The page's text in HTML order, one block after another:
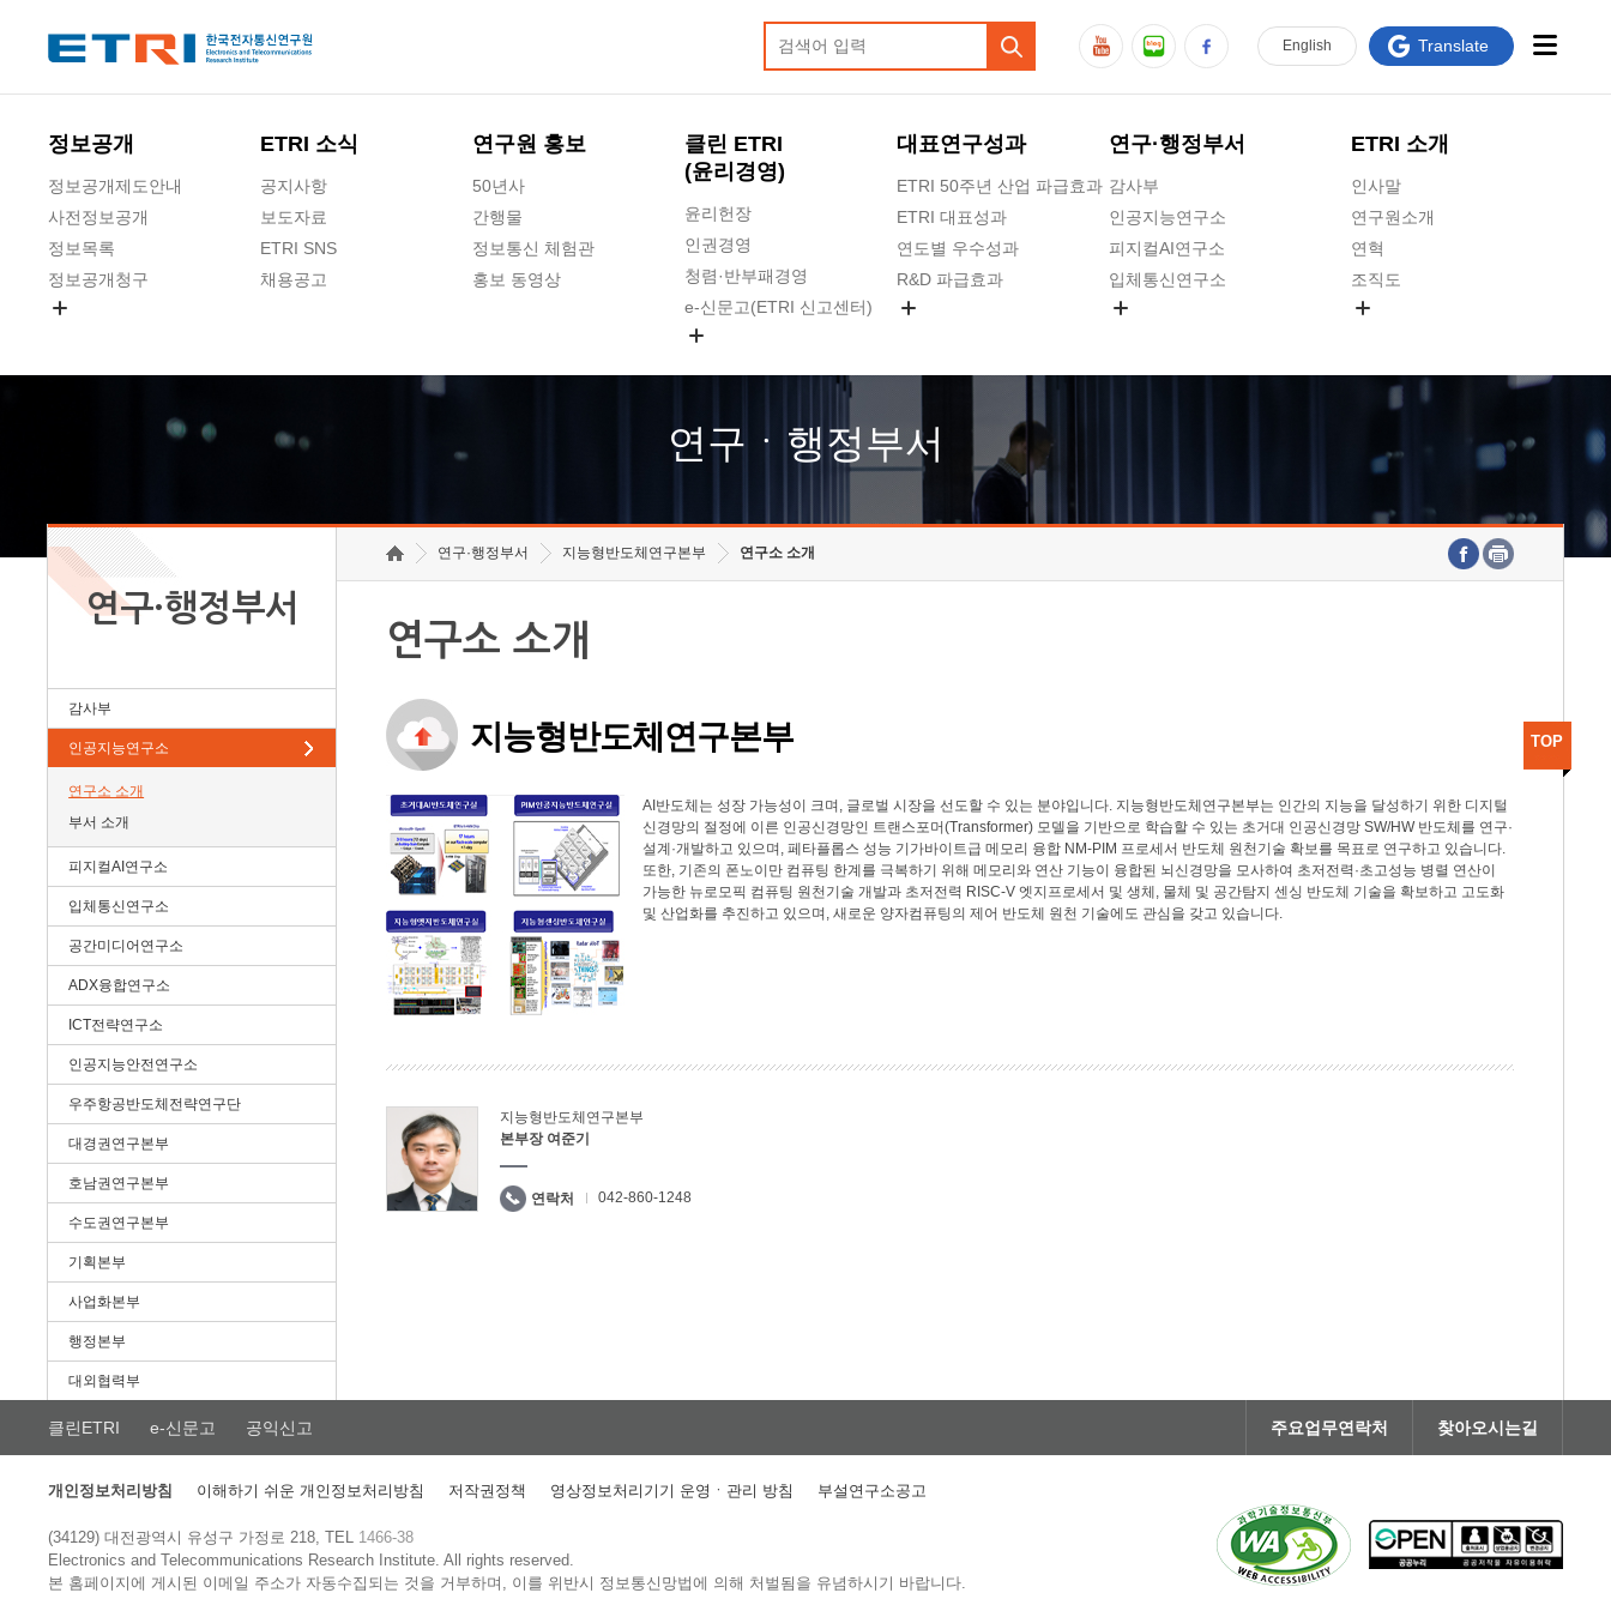
정보공개
정보공개제도안내
사전정보공개
정보목록
정보공개청구
ETRI 소식
공지사항
보도자료
ETRI SNS
채용공고
연구원 홍보
50년사
간행물
정보통신 체험관
홍보 동영상
클린 ETRI
(윤리경영)
윤리헌장
인권경영
청렴·반부패경영
e-신문고(ETRI 신고센터)
고객의소리
수의계약 현황
대표연구성과
ETRI 50주년 산업 파급효과
ETRI 대표성과
연도별 우수성과
R&D 파급효과
연구·행정부서
감사부
인공지능연구소
피지컬AI연구소
입체통신연구소
호남권연구본부
기획본부
ETRI 소개
인사말
연구원소개
연혁
조직도
연구원 고객헌장
주요업무연락처
English Translate
연구ㆍ행정부서
연구·행정부서
감사부
인공지능연구소
연구소 소개
부서 소개
피지컬AI연구소
입체통신연구소
공간미디어연구소
ADX융합연구소
ICT전략연구소
인공지능안전연구소
우주항공반도체전략연구단
대경권연구본부
호남권연구본부
수도권연구본부
기획본부
사업화본부
행정본부
대외협력부
연구·행정부서 지능형반도체연구본부 연구소 소개
연구소 소개
지능형반도체연구본부
AI반도체는 성장 가능성이 크며, 글로벌 시장을 선도할 수 있는 분야입니다. 지능형반도체연구본부는 인간의 지능을 달성하기 위한 디지털
신경망의 절정에 이른 인공신경망인 트랜스포머(Transformer) 모델을 기반으로 학습할 수 있는 초거대 인공신경망 SW/HW 반도체를 연구·
설계·개발하고 있으며, 페타플롭스 성능 기가바이트급 메모리 융합 NM-PIM 프로세서 반도체 원천기술 확보를 목표로 연구하고 있습니다.
또한, 기존의 폰노이만 컴퓨팅 한계를 극복하기 위해 메모리와 연산 기능이 융합된 뇌신경망을 모사하여 초저전력·초고성능 병렬 연산이
가능한 뉴로모픽 컴퓨팅 원천기술 개발과 초저전력 RISC-V 엣지프로세서 및 생체, 물체 및 공간탐지 센싱 반도체 기술을 확보하고 고도화
및 산업화를 추진하고 있으며, 새로운 양자컴퓨팅의 제어 반도체 원천 기술에도 관심을 갖고 있습니다.
지능형반도체연구본부
본부장 여준기
연락처 042-860-1248
TOP
클린ETRI e-신문고 공익신고 주요업무연락처 찾아오시는길
개인정보처리방침 이해하기 쉬운 개인정보처리방침 저작권정책 영상정보처리기기 운영ㆍ관리 방침 부설연구소공고
(34129) 대전광역시 유성구 가정로 218, TEL 1466-38
Electronics and Telecommunications Research Institute.All rights reserved.
본 홈페이지에 게시된 이메일 주소가 자동수집되는 것을 거부하며, 이를 위반시 정보통신망법에 의해 처벌됨을 유념하시기 바랍니다.